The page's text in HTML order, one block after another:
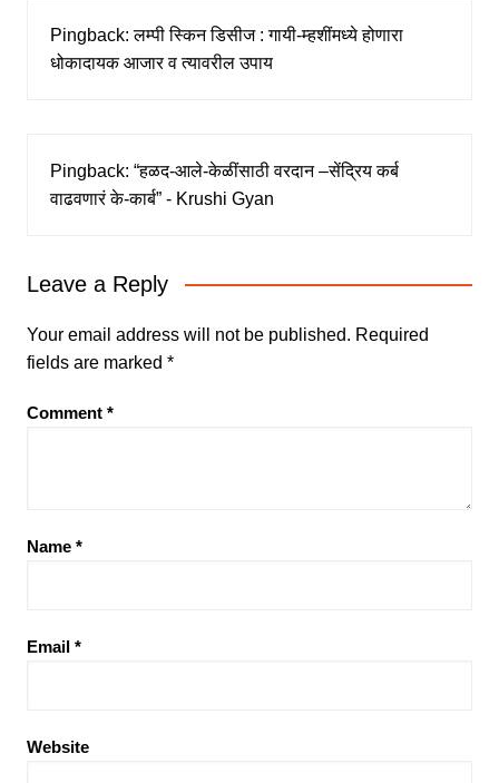
Pingback:लम्पी स्किन डिसीज : गायी-म्हशींमध्ये होणारा
धोकादायक आजार व त्यावरील उपाय
Pingback: “हळद-आले-केळींसाठी वरदान –सेंद्रिय कर्ब
वाढवणारं के-कार्ब” - Krushi Gyan
Leave a Reply
Your email address will not be published. Required
fields are marked *
Comment *
Name *
Email *
Website